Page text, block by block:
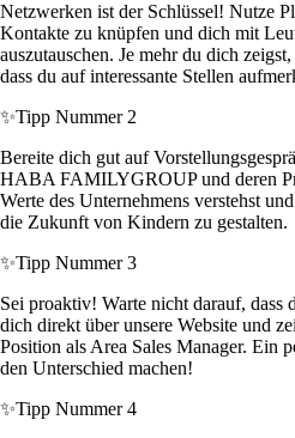
Netzwerken ist der Schlüssel! Nutze
Kontakte zu knüpfen und dich mit
auszutauschen. Je mehr du dich
dass du auf interessante Stellen
✨Tipp Nummer 2
Bereite dich gut auf
HABA FAMILYGROUP und deren
Werte des Unternehmens verstehst
die Zukunft von Kindern zu gestalten.
✨Tipp Nummer 3
Sei proaktiv! Warte nicht darauf,
dich direkt über unsere Website und
Position als Area Sales Manager. Ein
den Unterschied machen!
✨Tipp Nummer 4